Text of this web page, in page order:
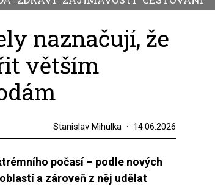
naznačují, že
větším
Stanislav Mihulka 14.06.2026
počasí – podle nových
a zároveň z něj udělat